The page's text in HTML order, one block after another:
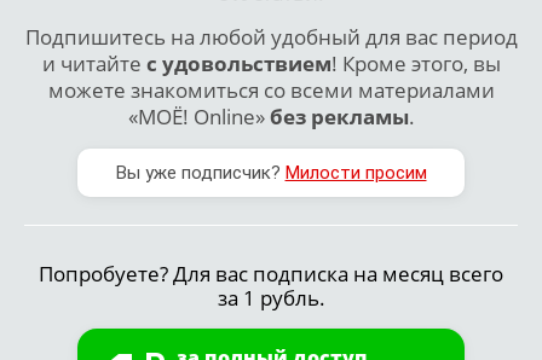
Подпишитесь на любой удобный для вас период
и читайте с удовольствием! Кроме этого, вы
можете знакомиться со всеми материалами
«МОЁ! Online»без рекламы.
Вы уже подписчик? Милости просим
Попробуете? Для вас подписка на месяц всего
за 1 рубль.